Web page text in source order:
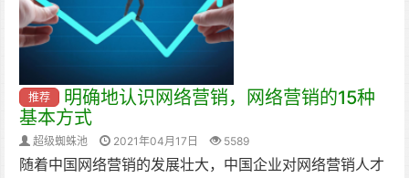
推荐
明确地认识网络营销，网络营销的15种
基本方式
超级蜘蛛池 2021年04月17日 5589
随着中国网络营销的发展壮大，中国企业对网络营销人才